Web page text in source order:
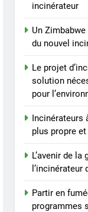
incinérateur
Un
du nouvel
Le projet
solution
pour
Incinérateurs
plus propre
L’avenir de
Partir en
programmes